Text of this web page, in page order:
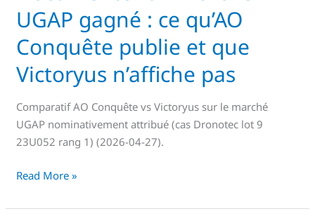
Victoryus
UGAP gagné : ce qu’AO
Conquête publie et que
Victoryus n’affiche pas
Comparatif AO Conquête vs Victoryus sur le marché
UGAP nominativement attribué (cas Dronotec lot 9
23U052 rang 1) (2026-04-27).
un
marché
UGAP
gagné
:
qu’AO
Conquête
publie
que
Read More »